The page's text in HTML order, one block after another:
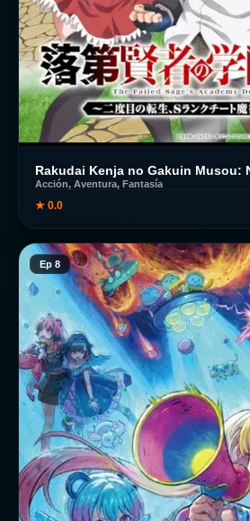
Acción, Aventura, Fantasía
★ 0.0
Ep 8